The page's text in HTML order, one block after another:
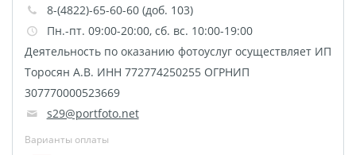
Фото на чехле телефона
Фотосъемка в студии
Сланцы
Бессмертный полк
Ритуальная керамика
8-(4822)-65-60-60 (доб. 103)
Пн.-пт. 09:00-20:00, сб. вс. 10:00-19:00
Деятельность по оказанию фотоуслуг осуществляет ИП
Торосян А.В. ИНН 772774250255 ОГРНИП
307770000523669
s29@portfoto.net
Варианты оплаты